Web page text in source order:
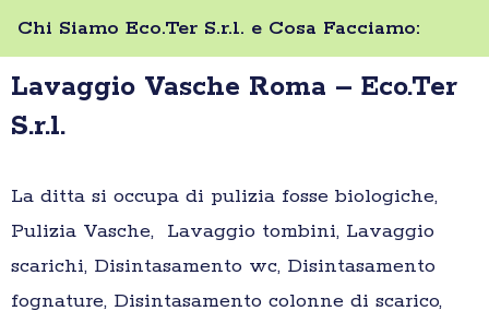
Chi Siamo Eco.Ter S.r.l. e Cosa Facciamo:
Lavaggio Vasche Roma – Eco.Ter
S.r.l.
La ditta si occupa di pulizia fosse biologiche,
Pulizia Vasche, Lavaggio tombini, Lavaggio
scarichi, Disintasamento wc, Disintasamento
fognature, Disintasamento colonne di scarico,